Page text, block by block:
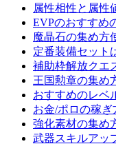
属性相性と属性
EVPのおすすめ
魔晶石の集め方
定番装備セット
補助枠解放クエ
王国勲章の集め
おすすめのレベ
お金/ポロの稼ぎ
強化素材の集め
武器スキルアッ